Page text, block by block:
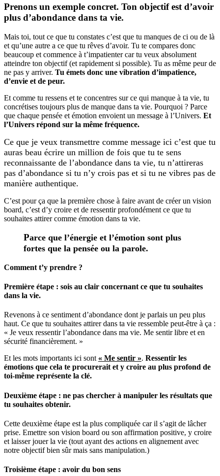
Prenons un exemple concret. Ton objectif est d’avoir
plus d’abondance dans ta vie.
Mais toi, tout ce que tu constates c’est que tu manques de ci ou de là
et qu’une autre a ce que tu rêves d’avoir. Tu te compares donc
beaucoup et commence à t’impatienter car tu veux absolument
atteindre ton objectif (et rapidement si possible). Tu as même peur de
ne pas y arriver. Tu émets donc une vibration d’impatience,
d’envie et de peur.
Et comme tu ressens et te concentres sur ce qui manque à ta vie, tu
concrétises toujours plus de manque dans ta vie. Pourquoi ? Parce
que chaque pensée et émotion envoient un message à l’Univers. Et
l’Univers répond sur la même fréquence.
Ce que je veux transmettre comme message ici c’est que tu
auras beau écrire un million de fois que tu te sens
reconnaissante de l’abondance dans ta vie, tu n’attireras
pas d’abondance si tu n’y crois pas et si tu ne vibres pas de
manière authentique.
C’est pour ça que la première chose à faire avant de créer un vision
board, c’est d’y croire et de ressentir profondément ce que tu
souhaites attirer comme émotion dans ta vie.
Parce que l’énergie et l’émotion sont plus
fortes que la pensée ou la parole.
Comment t’y prendre ?
Première étape : sois au clair concernant ce que tu souhaites
dans la vie.
Revenons à ce sentiment d’abondance dont je parlais un peu plus
haut. Ce que tu souhaites attirer dans ta vie ressemble peut-être à ça :
« Je veux ressentir l’abondance dans ma vie. Me sentir libre et en
sécurité financièrement. »
Et les mots importants ici sont « Me sentir ». Ressentir les
émotions que cela te procurerait et y croire au plus profond de
toi-même représente la clé.
Deuxième étape : ne pas chercher à manipuler les résultats que
tu souhaites obtenir.
Cette deuxième étape est la plus compliquée car il s’agit de lâcher
prise. Emettre son vision board ou son affirmation positive, y croire
et laisser jouer la vie (tout ayant des actions en alignement avec
notre objectif bien sûr mais sans manipulation.)
Troisième étape : avoir du bon sens